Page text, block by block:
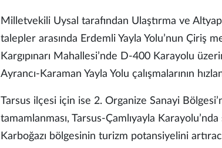
Milletvekili Uysal tarafından Ulaştırma ve
talepler arasında Erdemli Yayla Yolu’nun Çiriş
Kargıpınarı Mahallesi’nde D-400 Karayolu
Ayrancı-Karaman Yayla Yolu çalışmalarının
Tarsus ilçesi için ise 2. Organize Sanayi
tamamlanması, Tarsus-Çamlıyayla Karayolu’nda
Karboğazı bölgesinin turizm potansiyelini